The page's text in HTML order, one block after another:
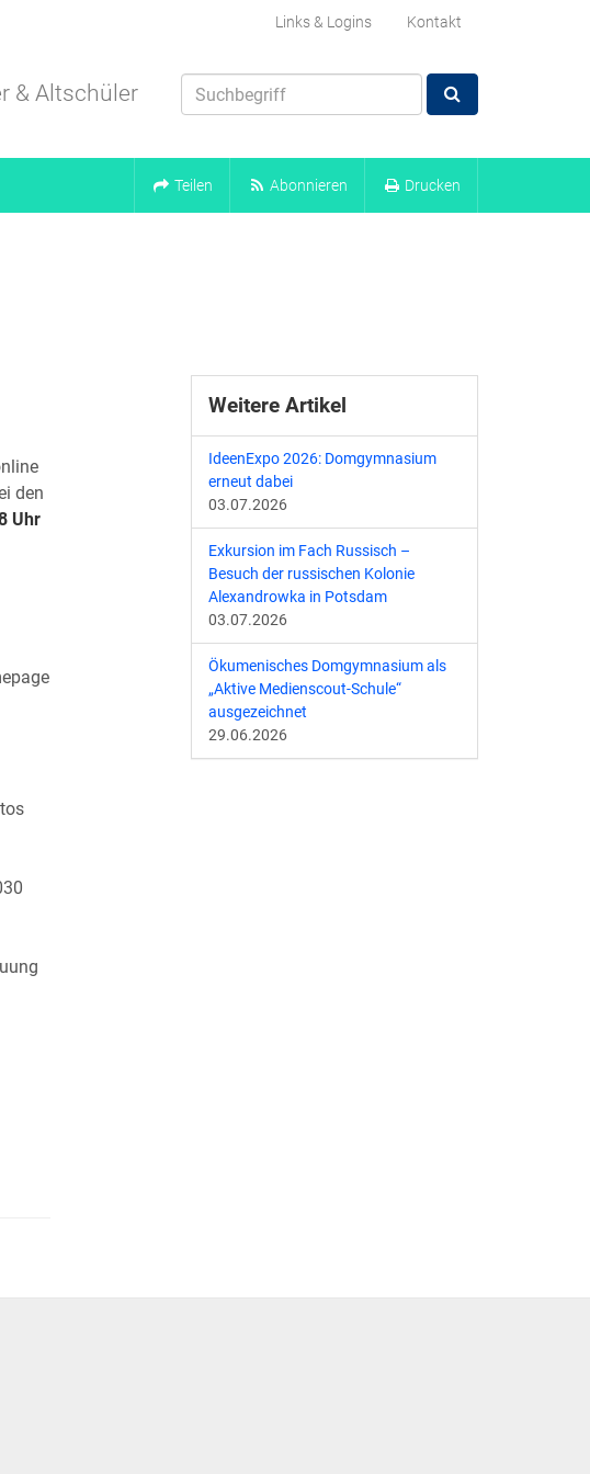
Links & Logins Kontakt
& Altschüler
Teilen Abonnieren Drucken
den
Uhr
Weitere Artikel
IdeenExpo 2026: Domgymnasium
erneut dabei
03.07.2026
Exkursion im Fach Russisch –
Besuch der russischen Kolonie
Alexandrowka in Potsdam
03.07.2026
Ökumenisches Domgymnasium als
„Aktive Medienscout-Schule“
ausgezeichnet
29.06.2026